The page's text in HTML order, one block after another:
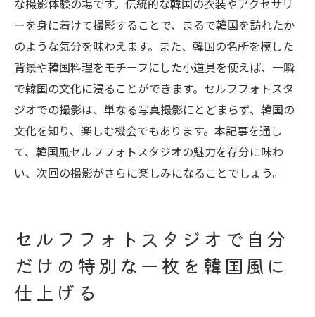
ーを身に着けて撮影することで、まるで韓国を訪れたか
のような気分を味わえます。また、韓国の名所を模した
背景や韓国料理をモチーフにした小道具を使えば、一瞬
で韓国の文化に浸ることができます。セルフフォトスタ
ジオでの撮影は、単なる写真撮影にとどまらず、韓国の
文化を知り、楽しむ機会でもあります。本記事を通し
て、韓国風セルフフォトスタジオの魅力を存分に味わ
い、次回の撮影がさらに楽しみになることでしょう。
セルフフォトスタジオで自分
だけの特別な一枚を韓国風に
仕上げる